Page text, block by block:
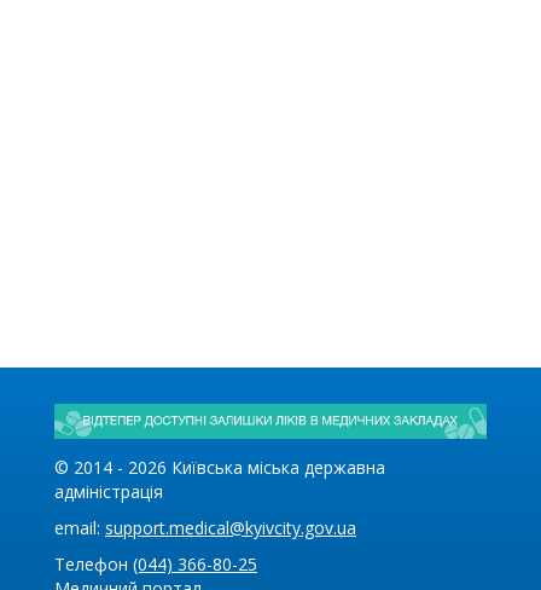
© 2014 - 2026 Київська міська державна
адміністрація
email: support.medical@kyivcity.gov.ua
Телефон (044) 366-80-25